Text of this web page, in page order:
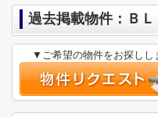
過去掲載物件：Ｂ
▼ご希望の物件をお探しし